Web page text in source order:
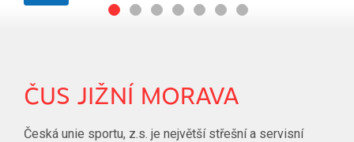
ČUS JIŽNÍ MORAVA
Česká unie sportu, z.s. je největší střešní a servisní